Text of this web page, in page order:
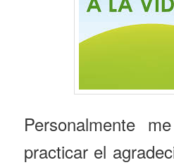
Personalmente
practicar el